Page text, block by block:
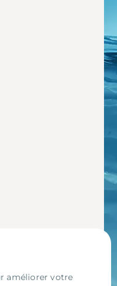
améliorer votre